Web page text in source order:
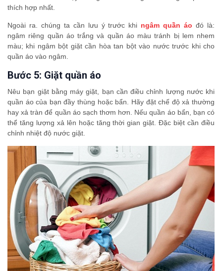
thích hợp nhất.
Ngoài ra. chúng ta cần lưu ý trước khi ngâm quần áo đó là:
ngâm riêng quần áo trắng và quần áo màu tránh bị lem nhem
màu; khi ngâm bột giặt cần hòa tan bột vào nước trước khi cho
quần áo vào ngâm.
Bước 5: Giặt quần áo
Nêu bạn giặt bằng máy giặt, bạn cần điều chỉnh lượng nước khi
quần áo của bạn đầy thùng hoặc bẩn. Hãy đặt chế độ xả thường
hay xả tràn để quần áo sạch thơm hơn. Nếu quần áo bẩn, bạn có
thể tăng lượng xả lên hoặc tăng thời gian giặt. Đặc biệt cần điều
chỉnh nhiệt độ nước giặt.